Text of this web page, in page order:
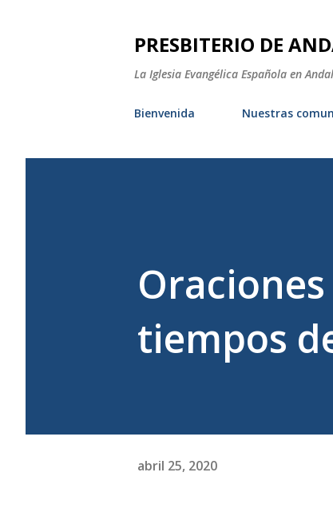
PRESBITERIO DE
La Iglesia Evangélica Española en
Bienvenida Nuestras
tiempos
abril 25, 2020